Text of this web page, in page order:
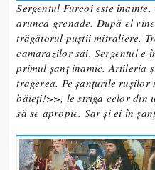
Sergentul Furcoi este
aruncă grenade. După el
trăgătorul puștii mitraliere.
camarazilor săi. Sergentul e
primul șanț inamic. Artileria
tragerea. Pe șanțurile
băieți!>>, le strigă celor din
să se apropie. Sar și ei în